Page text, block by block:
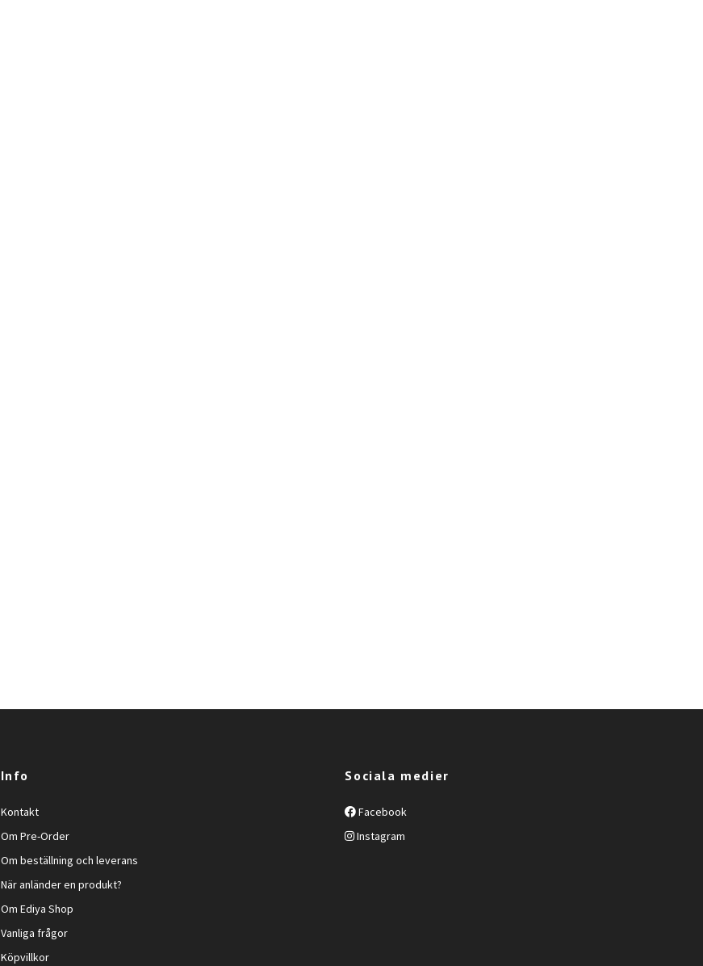
Info
Kontakt
Om Pre-Order
Om beställning och leverans
När anländer en produkt?
Om Ediya Shop
Vanliga frågor
Köpvillkor
Sociala medier
Facebook
Instagram